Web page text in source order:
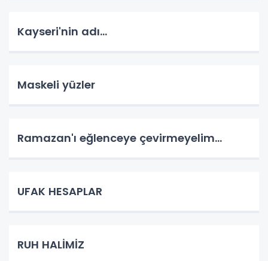
Kayseri'nin adı...
Maskeli yüzler
Ramazan'ı eğlenceye çevirmeyelim...
UFAK HESAPLAR
RUH HALİMİZ